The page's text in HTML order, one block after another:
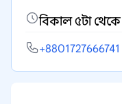
বিকাল ৫টা
+8801727666741